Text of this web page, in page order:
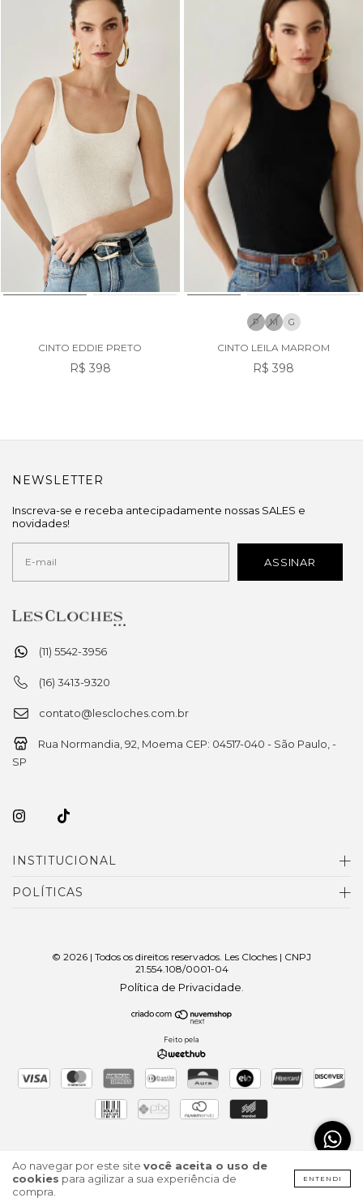
Ao navegar por este site você aceita o uso de
cookies para agilizar a sua experiência de
compra.
ENTENDI
CINTO EDDIE PRETO
R$ 398
P M G
CINTO LEILA MARROM
R$ 398
(11) 5542-3956
(16) 3413-9320
contato@lescloches.com.br
Rua Normandia, 92, Moema CEP: 04517-040 - São Paulo, -
SP
INSTITUCIONAL
POLÍTICAS
NEWSLETTER
Inscreva-se e receba antecipadamente nossas SALES e
novidades!
© 2026 | Todos os direitos reservados. Les Cloches | CNPJ
21.554.108/0001-04
Política de Privacidade
Feito pela